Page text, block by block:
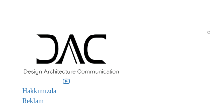
Hakkımızda
Reklam
©